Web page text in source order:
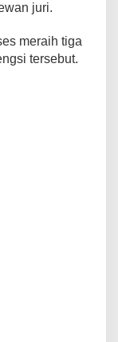
juri.
meraih tiga
tersebut.